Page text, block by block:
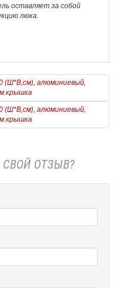
оставляет за собой
люка.
(Ш*В,см), алюминиевый,
(Ш*В,см), алюминиевый,
СВОЙ ОТЗЫВ?